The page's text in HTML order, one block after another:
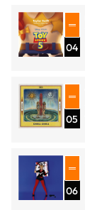
04
05
06